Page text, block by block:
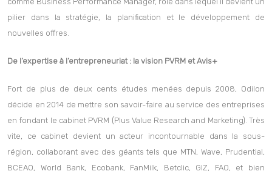
comme Business Performance Manager, rôle dans lequel il devient un
pilier dans la stratégie, la planification et le développement de
Fort de plus de deux cents études menées depuis 2008, Odilon
décide en 2014 de mettre son savoir-faire au service des entreprises
en fondant le cabinet PVRM (Plus Value Research and Marketing). Très
vite, ce cabinet devient un acteur incontournable dans la sous-
région, collaborant avec des géants tels que MTN, Wave, Prudential,